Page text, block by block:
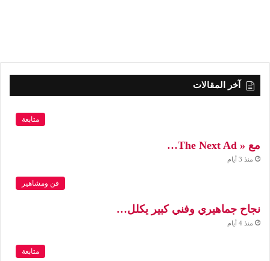
آخر المقالات
متابعة
مع « The Next Ad…
منذ 3 أيام
فن ومشاهير
نجاح جماهيري وفني كبير يكلل…
منذ 4 أيام
متابعة